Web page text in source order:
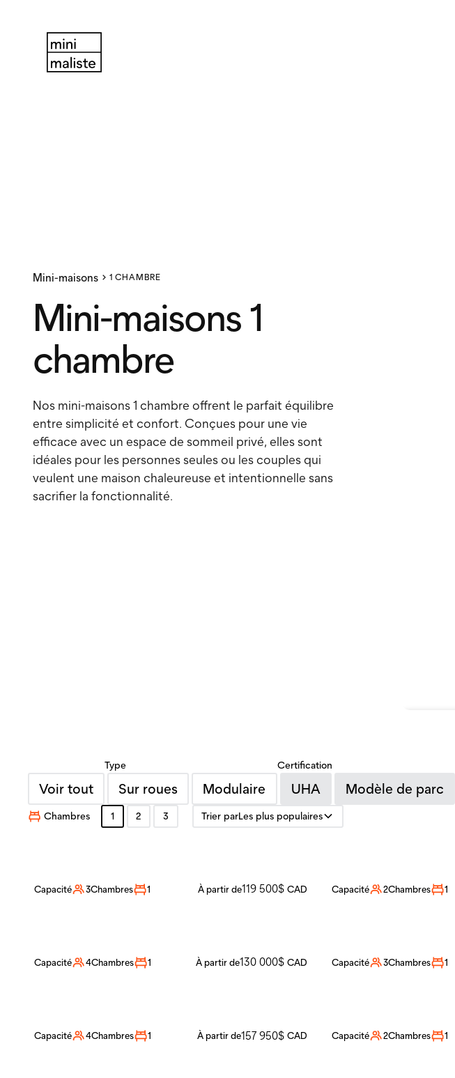
Mini-maisons 1 CHAMBRE
Mini-maisons 1
chambre
Nos mini-maisons 1 chambre offrent le parfait équilibre
entre simplicité et confort. Conçues pour une vie
efficace avec un espace de sommeil privé, elles sont
idéales pour les personnes seules ou les couples qui
veulent une maison chaleureuse et intentionnelle sans
sacrifier la fonctionnalité.
Capacité
Voir tout
Type
Sur roues Modulaire
Certification
UHA Modèle de parc
Chambres 1 2 3 Trier parLes plus populaires
Nomad 24
Capacité 3Chambres 1 À partir de119 500$ CAD Mini 16
Capacité 2Chambres 1
Nomad 30
Capacité 4Chambres 1 À partir de130 000$ CAD Noyer
Capacité 3Chambres 1
Thuya
Capacité 4Chambres 1 À partir de157 950$ CAD Mini 30
Capacité 2Chambres 1